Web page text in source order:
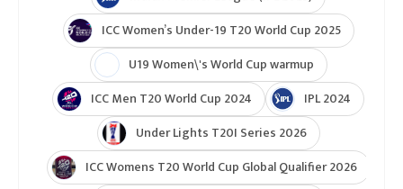
आईसीसी विश्वकप लिग २
टुर्नामेन्ट